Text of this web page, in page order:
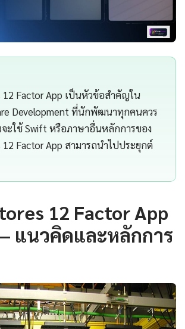
12 Factor App เป็นหัวข้อสำคัญใน
Development ที่นักพัฒนาทุกคนควร
จะใช้ Swift หรือภาษาอื่นหลักการของ
12 Factor App สามารถนำไปประยุกต์
12 Factor App
แนวคิดและหลักการ